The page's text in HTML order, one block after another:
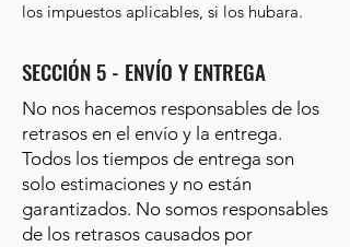
los impuestos aplicables, si los hubara.
SECCIÓN 5 - ENVÍO Y ENTREGA
No nos hacemos responsables de los
retrasos en el envío y la entrega.
Todos los tiempos de entrega son
solo estimaciones y no están
garantizados. No somos responsables
de los retrasos causados por